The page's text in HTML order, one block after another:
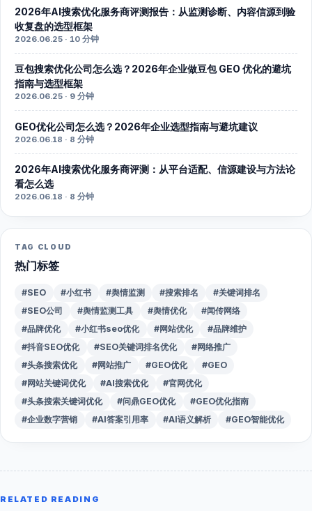
2026年AI搜索优化服务商评测报告：从监测诊断、内容信源到验
收复盘的选型框架
2026.06.25 · 10 分钟
豆包搜索优化公司怎么选？2026年企业做豆包 GEO 优化的避坑
指南与选型框架
2026.06.25 · 9 分钟
GEO优化公司怎么选？2026年企业选型指南与避坑建议
2026.06.18 · 8 分钟
2026年AI搜索优化服务商评测：从平台适配、信源建设与方法论
看怎么选
2026.06.18 · 8 分钟
TAG CLOUD
热门标签
#SEO #小红书 #舆情监测 #搜索排名
#关键词排名
#SEO公司
#舆情监测工具 #舆情优化
#闻传网络
#品牌优化
#小红书seo优化 #网站优化
#品牌维护
#抖音SEO优化
#SEO关键词排名优化
#网络推广
#头条搜索优化
#网站推广 #GEO优化
#GEO
#网站关键词优化
#AI搜索优化
#官网优化
#头条搜索关键词优化
#问鼎GEO优化
#GEO优化指南
#企业数字营销
#AI答案引用率 #AI语义解析 #GEO智能优化
RELATED READING